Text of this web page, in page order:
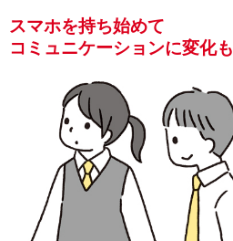
スマホを持ち始めて
コミュニケーションに変化も